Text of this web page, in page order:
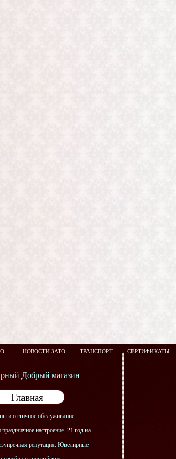
Добрый магазин
Главная
НОВОСТИ ЗАТО ТРАНСПОРТ СЕРТИФИКАТЫ
и отличное обслуживание
настроение. 21 год на
репутация. Ювелирные